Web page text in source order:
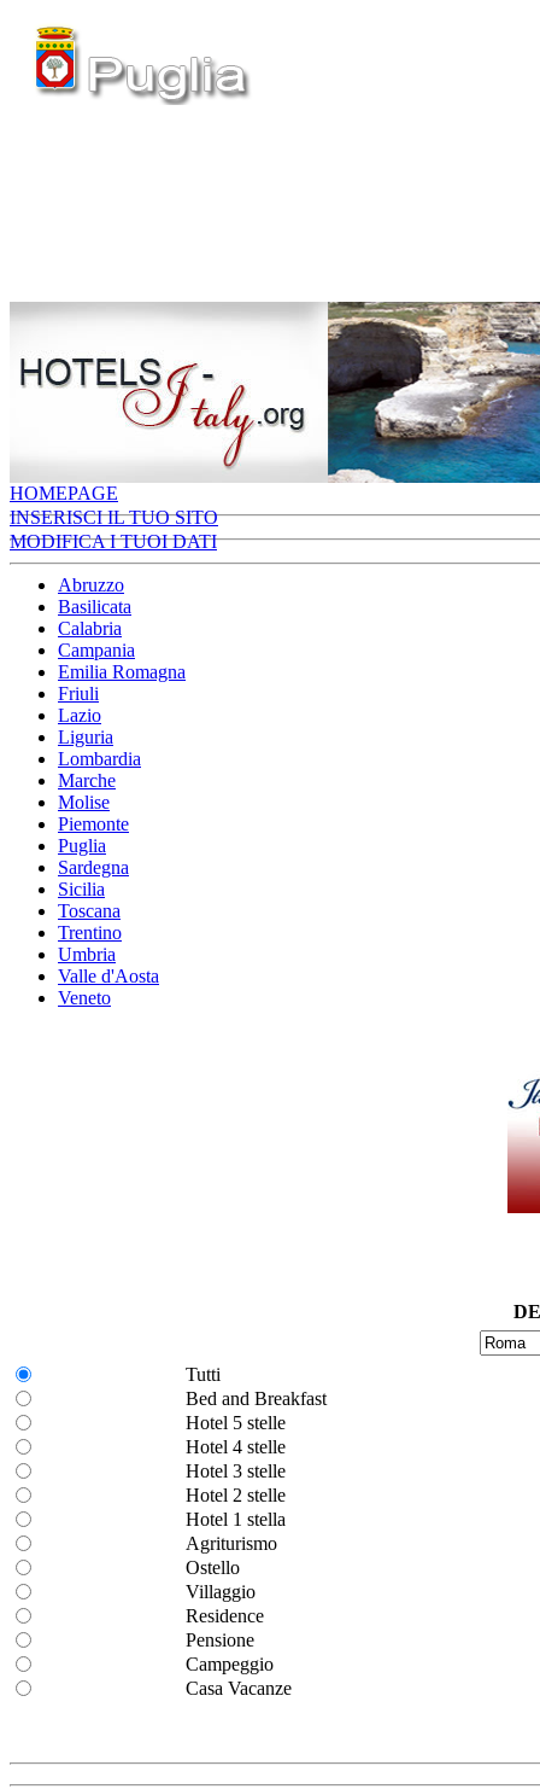
HOMEPAGE
INSERISCI IL TUO SITO
MODIFICA I TUOI DATI
Abruzzo
Basilicata
Calabria
Campania
Emilia Romagna
Friuli
Lazio
Liguria
Lombardia
Marche
Molise
Piemonte
Puglia
Sardegna
Sicilia
Toscana
Trentino
Umbria
Valle d'Aosta
Veneto
Tutti
Bed and Breakfast
Hotel 5 stelle
Hotel 4 stelle
Hotel 3 stelle
Hotel 2 stelle
Hotel 1 stella
Agriturismo
Ostello
Villaggio
Residence
Pensione
Campeggio
Casa Vacanze